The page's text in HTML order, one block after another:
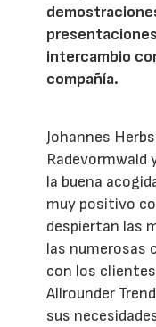
intercambio
compañía.
Johannes
Radevormwald
la buena
muy positivo
despiertan las
las numerosas
con los
Allrounder
sus